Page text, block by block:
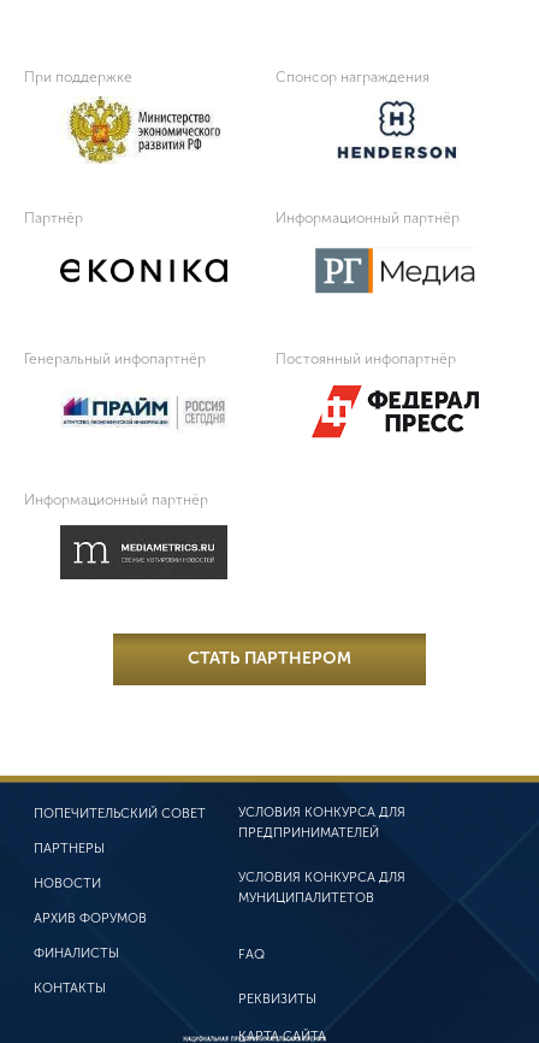
При поддержке Спонсор награждения
Партнёр Информационный партнёр
Генеральный инфопартнёр Постоянный инфопартнёр
Информационный партнёр
СТАТЬ ПАРТНЕРОМ
ПОПЕЧИТЕЛЬСКИЙ СОВЕТ
ПАРТНЕРЫ
НОВОСТИ
АРХИВ ФОРУМОВ
ФИНАЛИСТЫ
КОНТАКТЫ
УСЛОВИЯ КОНКУРСАДЛЯ
ПРЕДПРИНИМАТЕЛЕЙ
УСЛОВИЯ КОНКУРСАДЛЯ
МУНИЦИПАЛИТЕТОВ
FAQ
РЕКВИЗИТЫ
КАРТА САЙТА